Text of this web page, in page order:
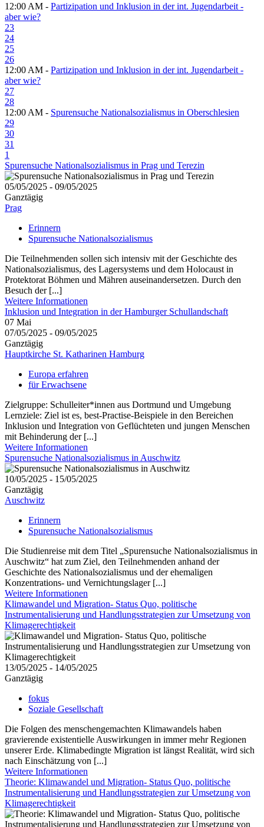
12:00 AM - Partizipation und Inklusion in der int. Jugendarbeit -
aber wie?
23
24
25
26
12:00 AM - Partizipation und Inklusion in der int. Jugendarbeit -
aber wie?
27
28
12:00 AM - Spurensuche Nationalsozialismus in Oberschlesien
29
30
31
1
Spurensuche Nationalsozialismus in Prag und Terezin
05/05/2025 - 09/05/2025
Ganztägig
Prag
Erinnern
Spurensuche Nationalsozialismus
Die Teilnehmenden sollen sich intensiv mit der Geschichte des
Nationalsozialismus, des Lagersystems und dem Holocaust in
Protektorat Böhmen und Mähren auseinandersetzen. Durch den
Besuch der [...]
Weitere Informationen
Inklusion und Integration in der Hamburger Schullandschaft
07 Mai
07/05/2025 - 09/05/2025
Ganztägig
Hauptkirche St. Katharinen Hamburg
Europa erfahren
für Erwachsene
Zielgruppe: Schulleiter*innen aus Dortmund und Umgebung
Lernziele: Ziel ist es, best-Practise-Beispiele in den Bereichen
Inklusion und Integration von Geflüchteten und jungen Menschen
mit Behinderung der [...]
Weitere Informationen
Spurensuche Nationalsozialismus in Auschwitz
10/05/2025 - 15/05/2025
Ganztägig
Auschwitz
Erinnern
Spurensuche Nationalsozialismus
Die Studienreise mit dem Titel „Spurensuche Nationalsozialismus in
Auschwitz“ hat zum Ziel, den Teilnehmenden anhand der
Geschichte des Nationalsozialismus und der ehemaligen
Konzentrations- und Vernichtungslager [...]
Weitere Informationen
Klimawandel und Migration- Status Quo, politische
Instrumentalisierung und Handlungsstrategien zur Umsetzung von
Klimagerechtigkeit
13/05/2025 - 14/05/2025
Ganztägig
fokus
Soziale Gesellschaft
Die Folgen des menschengemachten Klimawandels haben
gravierende existentielle Auswirkungen in immer mehr Regionen
unserer Erde. Klimabedingte Migration ist längst Realität, wird sich
nach Einschätzung von [...]
Weitere Informationen
Theorie: Klimawandel und Migration- Status Quo, politische
Instrumentalisierung und Handlungsstrategien zur Umsetzung von
Klimagerechtigkeit